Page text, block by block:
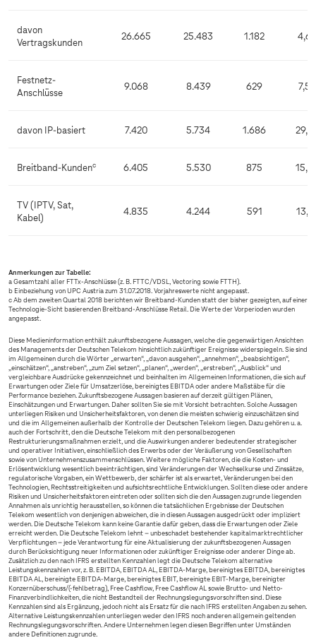
davon
Vertragskunden
26.665 25.483 1.182 4,6
Festnetz-
Anschlüsse
9.068 8.439 629 7,5
davon IP-basiert 7.420 5.734 1.686 29,4
Breitband-Kundenc 6.405 5.530 875 15,8
TV (IPTV, Sat,
Kabel)
4.835 4.244 591 13,9
Anmerkungen zur Tabelle:
a Gesamtzahl aller FTTx-Anschlüsse (z. B. FTTC/VDSL, Vectoring sowie FTTH).
b Einbeziehung von UPC Austria zum 31.07.2018. Vorjahreswerte nicht angepasst.
c Ab dem zweiten Quartal 2018 berichten wir Breitband-Kunden statt der bisher gezeigten, auf einer
Technologie-Sicht basierenden Breitband-Anschlüsse Retail. Die Werte der Vorperioden wurden
angepasst.
Diese Medieninformation enthält zukunftsbezogene Aussagen, welche die gegenwärtigen Ansichten
des Managements der Deutschen Telekom hinsichtlich zukünftiger Ereignisse widerspiegeln. Sie sind
im Allgemeinen durch die Wörter „erwarten“, „davon ausgehen“, „annehmen“, „beabsichtigen“,
„einschätzen“, „anstreben“, „zum Ziel setzen“, „planen“, „werden“, „erstreben“, „Ausblick“ und
vergleichbare Ausdrücke gekennzeichnet und beinhalten im Allgemeinen Informationen, die sich auf
Erwartungen oder Ziele für Umsatzerlöse, bereinigtes EBITDA oder andere Maßstäbe für die
Performance beziehen. Zukunftsbezogene Aussagen basieren auf derzeit gültigen Plänen,
Einschätzungen und Erwartungen. Daher sollten Sie sie mit Vorsicht betrachten. Solche Aussagen
unterliegen Risiken und Unsicherheitsfaktoren, von denen die meisten schwierig einzuschätzen sind
und die im Allgemeinen außerhalb der Kontrolle der Deutschen Telekom liegen. Dazu gehören u. a.
auch der Fortschritt, den die Deutsche Telekom mit den personalbezogenen
Restrukturierungsmaßnahmen erzielt, und die Auswirkungen anderer bedeutender strategischer
und operativer Initiativen, einschließlich des Erwerbs oder der Veräußerung von Gesellschaften
sowie von Unternehmenszusammenschlüssen. Weitere mögliche Faktoren, die die Kosten- und
Erlösentwicklung wesentlich beeinträchtigen, sind Veränderungen der Wechselkurse und Zinssätze,
regulatorische Vorgaben, ein Wettbewerb, der schärfer ist als erwartet, Veränderungen bei den
Technologien, Rechtsstreitigkeiten und aufsichtsrechtliche Entwicklungen. Sollten diese oder andere
Risiken und Unsicherheitsfaktoren eintreten oder sollten sich die den Aussagen zugrunde liegenden
Annahmen als unrichtig herausstellen, so können die tatsächlichen Ergebnisse der Deutschen
Telekom wesentlich von denjenigen abweichen, die in diesen Aussagen ausgedrückt oder impliziert
werden. Die Deutsche Telekom kann keine Garantie dafür geben, dass die Erwartungen oder Ziele
erreicht werden. Die Deutsche Telekom lehnt – unbeschadet bestehender kapitalmarktrechtlicher
Verpflichtungen – jede Verantwortung für eine Aktualisierung der zukunftsbezogenen Aussagen
durch Berücksichtigung neuer Informationen oder zukünftiger Ereignisse oder anderer Dinge ab.
Zusätzlich zu den nach IFRS erstellten Kennzahlen legt die Deutsche Telekom alternative
Leistungskennzahlen vor, z. B. EBITDA, EBITDA AL, EBITDA-Marge, bereinigtes EBITDA, bereinigtes
EBITDA AL, bereinigte EBITDA-Marge, bereinigtes EBIT, bereinigte EBIT-Marge, bereinigter
Konzernüberschuss/(-fehlbetrag), Free Cashflow, Free Cashflow AL sowie Brutto- und Netto-
Finanzverbindlichkeiten, die nicht Bestandteil der Rechnungslegungsvorschriften sind. Diese
Kennzahlen sind als Ergänzung, jedoch nicht als Ersatz für die nach IFRS erstellten Angaben zu sehen.
Alternative Leistungskennzahlen unterliegen weder den IFRS noch anderen allgemein geltenden
Rechnungslegungsvorschriften. Andere Unternehmen legen diesen Begriffen unter Umständen
andere Definitionen zugrunde.